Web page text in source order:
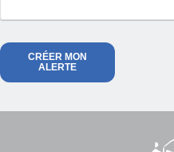
CRÉER MON
ALERTE